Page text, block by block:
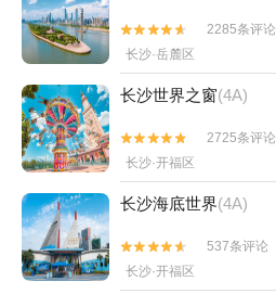


2285条评论
长沙·岳麓区
长沙世界之窗(4A)


2725条评论
长沙·开福区
长沙海底世界(4A)


537条评论
长沙·开福区